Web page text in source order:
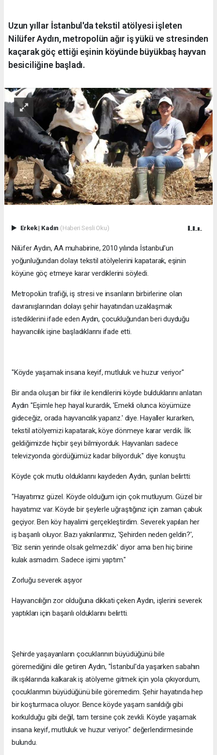
Uzun yıllar İstanbul'da tekstil atölyesi işleten
Nilüfer Aydın, metropolün ağır iş yükü ve stresinden
kaçarak göç ettiği eşinin köyünde büyükbaş hayvan
besiciliğine başladı.
Erkek| Kadın (Haberi Sesli Oku)
Nilüfer Aydın, AA muhabirine, 2010 yılında İstanbul’un
yoğunluğundan dolayı tekstil atölyelerini kapatarak, eşinin
köyüne göç etmeye karar verdiklerini söyledi.
Metropolün trafiği, iş stresi ve insanların birbirlerine olan
davranışlarından dolayı şehir hayatından uzaklaşmak
istediklerini ifade eden Aydın, çocukluğundan beri duyduğu
hayvancılık işine başladıklarını ifade etti.
"Köyde yaşamak insana keyif, mutluluk ve huzur veriyor"
Bir anda oluşan bir fikir ile kendilerini köyde bulduklarını anlatan
Aydın "Eşimle hep hayal kurardık, 'Emekli olunca köyümüze
gideceğiz, orada hayvancılık yaparız.' diye. Hayaller kurarken,
tekstil atölyemizi kapatarak, köye dönmeye karar verdik. İlk
geldiğimizde hiçbir şeyi bilmiyorduk. Hayvanları sadece
televizyonda gördüğümüz kadar biliyorduk." diye konuştu.
Köyde çok mutlu olduklarını kaydeden Aydın, şunları belirtti:
"Hayatımız güzel. Köyde olduğum için çok mutluyum. Güzel bir
hayatımız var. Köyde bir şeylerle uğraştığınız için zaman çabuk
geçiyor. Ben köy hayalimi gerçekleştirdim. Severek yapılan her
iş başarılı oluyor. Bazı yakınlarımız, 'Şehirden neden geldin?',
'Biz senin yerinde olsak gelmezdik.' diyor ama ben hiç birine
kulak asmadım. Sadece işimi yaptım."
Zorluğu severek aşıyor
Hayvancılığın zor olduğuna dikkati çeken Aydın, işlerini severek
yaptıkları için başarılı olduklarını belirtti.
Şehirde yaşayanların çocuklarının büyüdüğünü bile
göremediğini dile getiren Aydın, "İstanbul'da yaşarken sabahın
ilk ışıklarında kalkarak iş atölyeme gitmek için yola çıkıyordum,
çocuklarımın büyüdüğünü bile göremedim. Şehir hayatında hep
bir koşturmaca oluyor. Bence köyde yaşam sanıldığı gibi
korkulduğu gibi değil, tam tersine çok zevkli. Köyde yaşamak
insana keyif, mutluluk ve huzur veriyor." değerlendirmesinde
bulundu.